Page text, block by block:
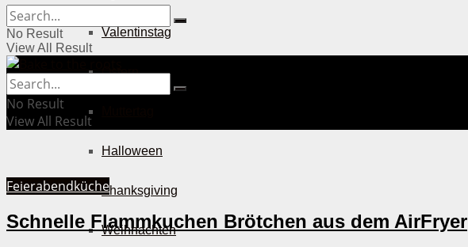
Valentinstag
Ostern
Halloween
Thanksgiving
Weihnachten
No Result
View All Result
No Result
View All Result
Feierabendküche
Schnelle Flammkuchen Brötchen aus dem AirFryer